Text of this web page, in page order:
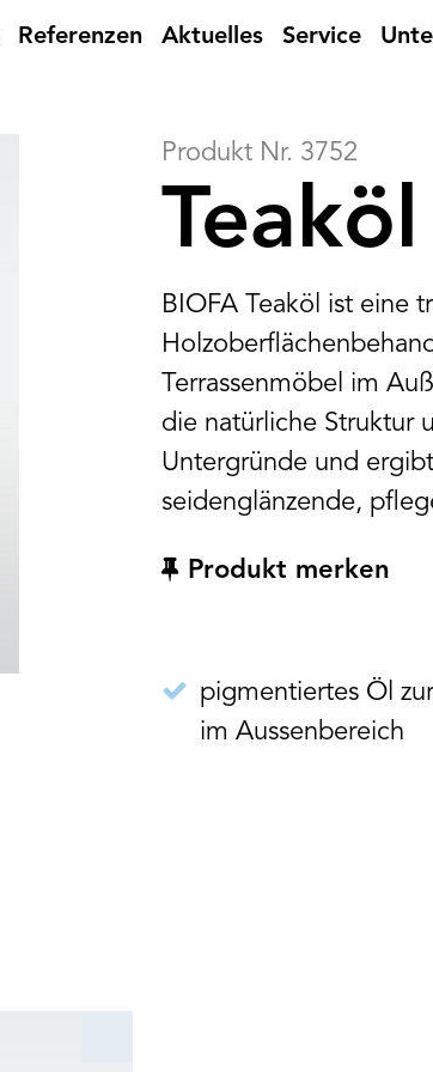
Referenzen Aktuelles Service
Produkt Nr. 3752
Teaköl
BIOFA Teaköl ist eine
Terrassenmöbel im
die natürliche Struktur
Untergründe und
seidenglänzende,
Produkt merken
pigmentiertes Öl
im Aussenbereich